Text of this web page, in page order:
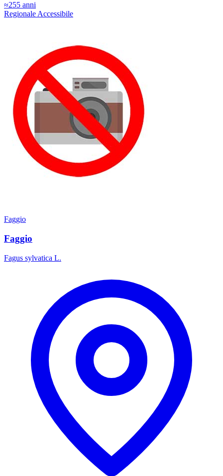
≈255 anni
Regionale Accessibile
Faggio
Faggio
Fagus sylvatica L.